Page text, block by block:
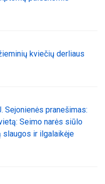
kviečių derliaus
Sejonienės pranešimas:
Seimo narės siūlo
ir ilgalaikėje